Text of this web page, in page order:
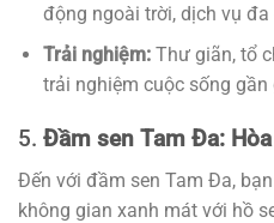
động ngoài trời, dịch vụ đa
Trải nghiệm:Thư giãn, tổ
trải nghiệm cuộc sống
5. Đầm sen Tam Đa:
Đến với đầm sen Tam Đa,
không gian xanh mát với hồ